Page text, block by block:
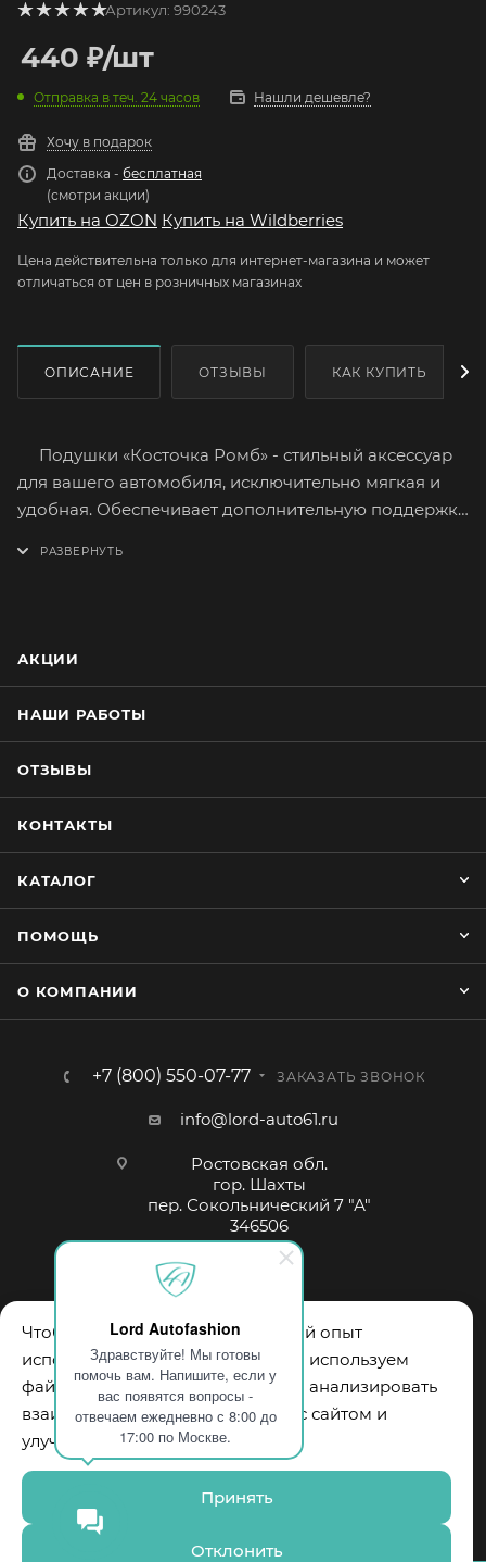
Lord Autofashion
Здравствуйте! Мы готовы
помочь вам. Напишите, если у
вас появятся вопросы -
отвечаем ежедневно с 8:00 до
17:00 по Москве.
Артикул: 990243
440 ₽/шт
Отправка в теч. 24 часов Нашли дешевле?
Хочу в подарок
Доставка - бесплатная
(смотри акции)
Купить на OZON Купить на Wildberries
Цена действительна только для интернет-магазина и может
отличаться от цен в розничных магазинах
ОПИСАНИЕ ОТЗЫВЫ КАК КУПИТЬ
Подушки «Косточка Ромб» - стильный аксессуар
для вашего автомобиля, исключительно мягкая и
удобная. Обеспечивает дополнительную поддержку
Лицевая сторона изготовлена из экокожи
«ромбы».
ощупь и имеющих долгий срок службы.
Просто и быстро устанавливается. Крепление на
АКЦИИ
НАШИ РАБОТЫ
ОТЗЫВЫ
КОНТАКТЫ
КАТАЛОГ
ПОМОЩЬ
О КОМПАНИИ
+7 (800) 550-07-77 ЗАКАЗАТЬ ЗВОНОК
info@lord-auto61.ru
Ростовская обл.
гор. Шахты
пер. Сокольнический 7 "А"
346506
2026 © "Lord Autofashion™" Авточехлы и аксессуары. Все
права защищены.
Чтобы обеспечить вам наилучший опыт
использования нашего сайта, мы используем
файлы cookie. Они помогают нам анализировать
взаимодействие пользователей с сайтом и
улучшать его функциональность.
Принять
Отклонить